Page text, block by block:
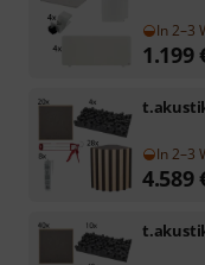
In 2–3
1.199
In 2–3
4.589